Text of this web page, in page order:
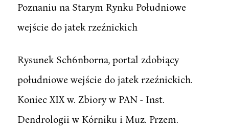
Poznaniu na Starym Rynku Południowe
wejście do jatek rzeźnickich
Rysunek Sch6nborna, portal zdobiący
południowe wejście do jatek rzeźnickich.
Koniec XIX w. Zbiory w PAN - Inst.
Dendrologii w Kórniku i Muz. Przem.